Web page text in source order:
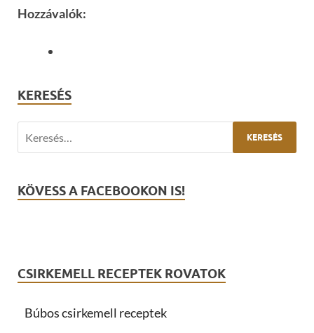
Hozzávalók:
KERESÉS
KÖVESS A FACEBOOKON IS!
CSIRKEMELL RECEPTEK ROVATOK
Búbos csirkemell receptek